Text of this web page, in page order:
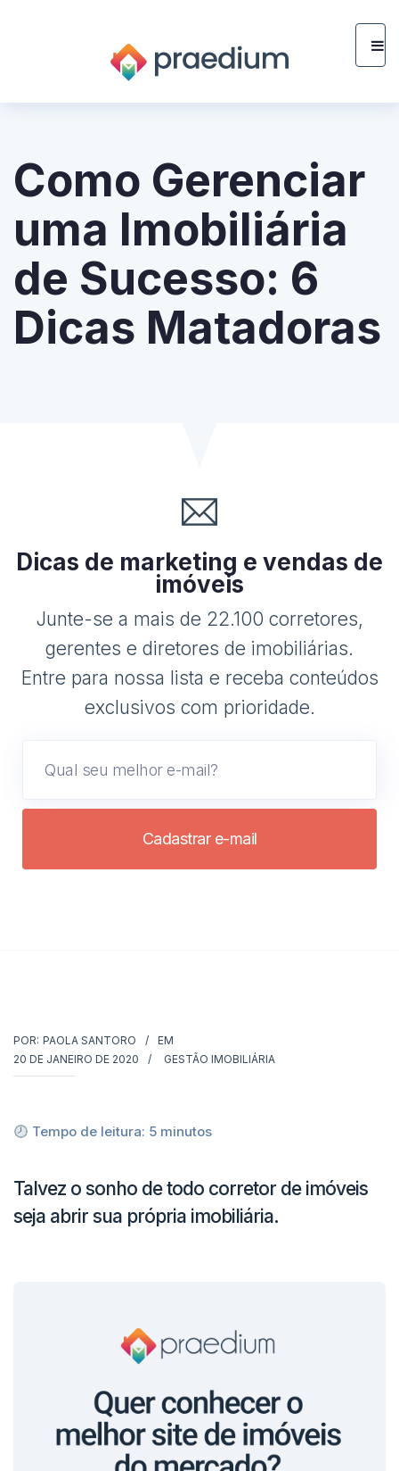
Como Gerenciar
uma Imobiliária
de Sucesso: 6
Dicas Matadoras
Dicas de marketing e vendas de
imóveis
Junte-se a mais de 22.100 corretores,
gerentes e diretores de imobiliárias.
Entre para nossa lista e receba conteúdos
exclusivos com prioridade.
Cadastrar e-mail
POR: PAOLA SANTORO
EM
20 DE JANEIRO DE 2020
GESTÃO IMOBILIÁRIA
Tempo de leitura: 5 minutos
Talvez o sonho de todo corretor de imóveis
seja abrir sua própria imobiliária.